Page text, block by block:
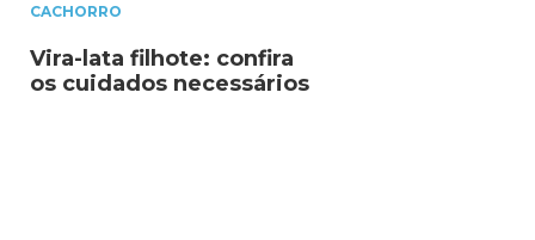
CACHORRO
Vira-lata filhote: confira
os cuidados necessários